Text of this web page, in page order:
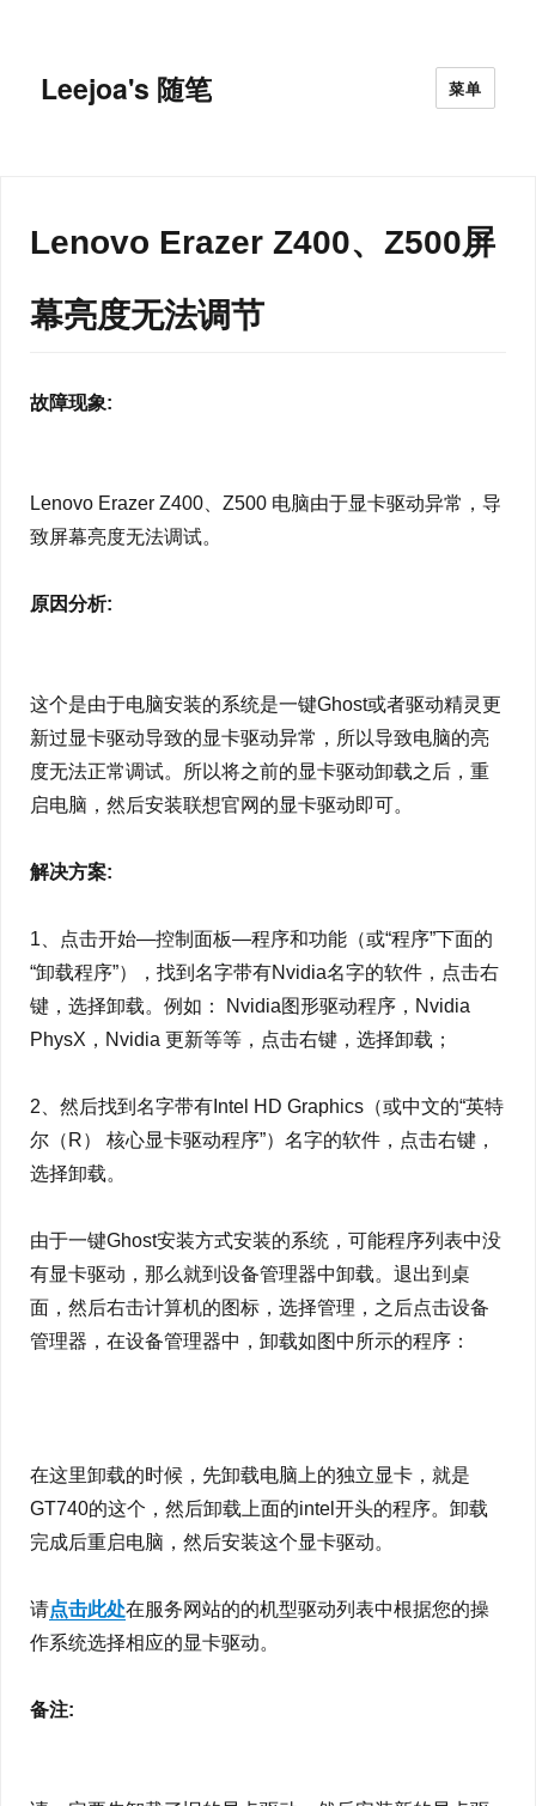
Leejoa's 随笔 菜单
Lenovo Erazer Z400、Z500屏
幕亮度无法调节
故障现象:
Lenovo Erazer Z400、Z500 电脑由于显卡驱动异常，导
致屏幕亮度无法调试。
原因分析:
这个是由于电脑安装的系统是一键Ghost或者驱动精灵更
新过显卡驱动导致的显卡驱动异常，所以导致电脑的亮
度无法正常调试。所以将之前的显卡驱动卸载之后，重
启电脑，然后安装联想官网的显卡驱动即可。
解决方案:
1、点击开始—控制面板—程序和功能（或“程序”下面的
“卸载程序”），找到名字带有Nvidia名字的软件，点击右
键，选择卸载。例如： Nvidia图形驱动程序，Nvidia
PhysX，Nvidia 更新等等，点击右键，选择卸载；
2、然后找到名字带有Intel HD Graphics（或中文的“英特
尔（R） 核心显卡驱动程序”）名字的软件，点击右键，
选择卸载。
由于一键Ghost安装方式安装的系统，可能程序列表中没
有显卡驱动，那么就到设备管理器中卸载。退出到桌
面，然后右击计算机的图标，选择管理，之后点击设备
管理器，在设备管理器中，卸载如图中所示的程序：
在这里卸载的时候，先卸载电脑上的独立显卡，就是
GT740的这个，然后卸载上面的intel开头的程序。卸载
完成后重启电脑，然后安装这个显卡驱动。
请点击此处在服务网站的的机型驱动列表中根据您的操
作系统选择相应的显卡驱动。
备注: